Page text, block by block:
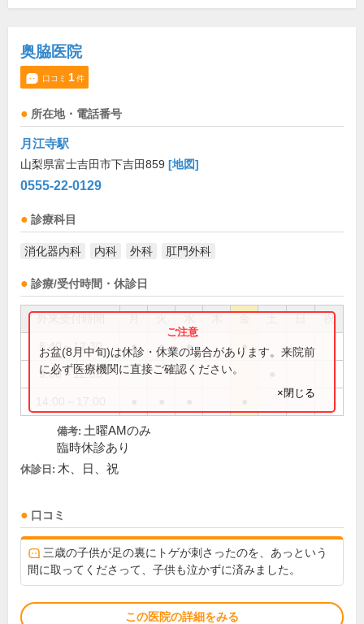
奥脇医院
口コミ 1件
所在地・電話番号
月江寺駅
山梨県富士吉田市下吉田859 [地図]
0555-22-0129
診療科目
消化器内科 内科 外科 肛門外科
診療/受付時間・休診日
祝
8:40～12:30 ● ● ● ●
9:00～12:30
お盆(8月中旬)は休診・休業の場合があります。来院前
に必ず医療機関に直接ご確認ください。
×閉じる
備考: 土曜AMのみ
臨時休診あり
休診日: 木、日、祝
口コミ
三歳の子供が足の裏にトゲが刺さったのを、あっという
間に取ってくださって、子供も泣かずに済みました。
この医院の詳細をみる